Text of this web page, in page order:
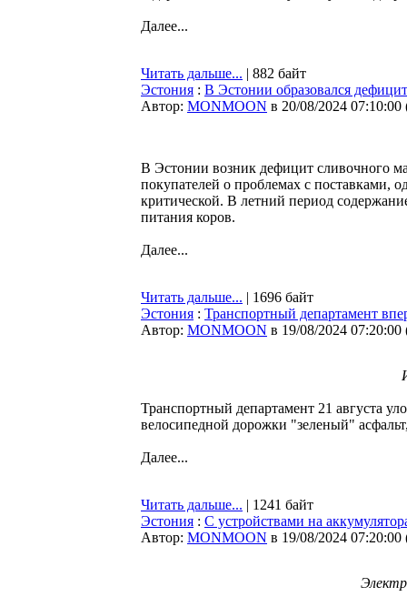
Далее...
Читать дальше... | 882 байт
Эстония : В Эстонии образовался
Автор: MONMOON в 20/08/2024 07:10:00
В Эстонии возник дефицит сливочного
покупателей о проблемах с поставками,
критической. В летний период
питания коров.
Далее...
Читать дальше... | 1696 байт
Эстония : Транспортный департамент
Автор: MONMOON в 19/08/2024 07:20:00
Транспортный департамент 21 августа
велосипедной дорожки "зеленый"
Далее...
Читать дальше... | 1241 байт
Эстония : С устройствами на
Автор: MONMOON в 19/08/2024 07:20:00